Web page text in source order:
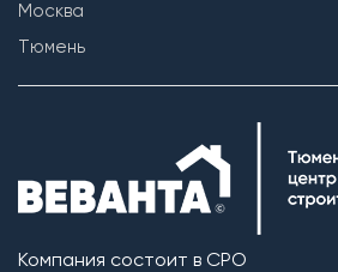
Москва
Тюмень
Компания состоит в СРО